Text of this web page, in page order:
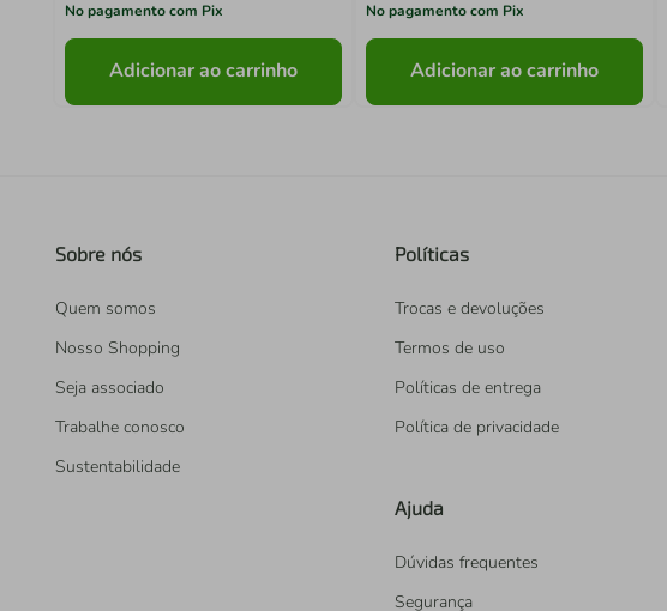
No pagamento com Pix
Adicionar ao carrinho
No pagamento com Pix
Adicionar ao carrinho
Sobre nós
Quem somos
Nosso Shopping
Seja associado
Trabalhe conosco
Sustentabilidade
Políticas
Trocas e devoluções
Termos de uso
Políticas de entrega
Política de privacidade
Ajuda
Dúvidas frequentes
Segurança